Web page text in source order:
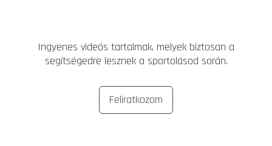
Ingyenes videós tartalmak, melyek biztosan a
segítségedre lesznek a sportolásod során.
Feliratkozom